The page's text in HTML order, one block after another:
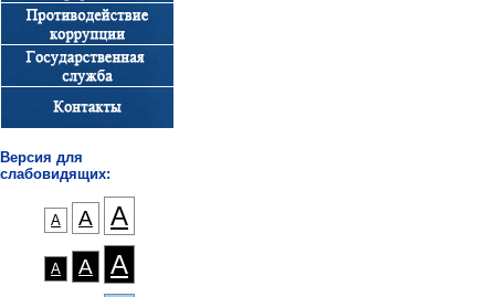
Версия для
слабовидящих:
А А А
А А А